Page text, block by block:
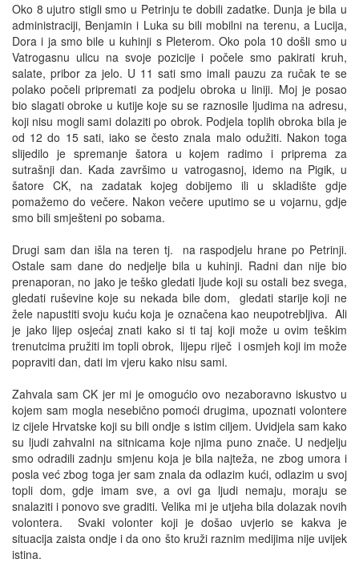
Oko 8 ujutro stigli smo u Petrinju te dobili zadatke. Dunja je bila u
administraciji, Benjamin i Luka su bili mobilni na terenu, a Lucija,
Dora i ja smo bile u kuhinji s Pleterom. Oko pola 10 došli smo u
Vatrogasnu ulicu na svoje pozicije i počele smo pakirati kruh,
salate, pribor za jelo. U 11 sati smo imali pauzu za ručak te se
polako počeli pripremati za podjelu obroka u liniji. Moj je posao
bio slagati obroke u kutije koje su se raznosile ljudima na adresu,
koji nisu mogli sami dolaziti po obrok. Podjela toplih obroka bila je
od 12 do 15 sati, iako se često znala malo odužiti. Nakon toga
slijedilo je spremanje šatora u kojem radimo i priprema za
sutrašnji dan. Kada završimo u vatrogasnoj, idemo na Pigik, u
šatore CK, na zadatak kojeg dobijemo ili u skladište gdje
pomažemo do večere. Nakon večere uputimo se u vojarnu, gdje
smo bili smješteni po sobama.
Drugi sam dan išla na teren tj. na raspodjelu hrane po Petrinji.
Ostale sam dane do nedjelje bila u kuhinji. Radni dan nije bio
prenaporan, no jako je teško gledati ljude koji su ostali bez svega,
gledati ruševine koje su nekada bile dom, gledati starije koji ne
žele napustiti svoju kuću koja je označena kao neupotrebljiva. Ali
je jako lijep osjećaj znati kako si ti taj koji može u ovim teškim
trenutcima pružiti im topli obrok, lijepu riječ i osmjeh koji im može
popraviti dan, dati im vjeru kako nisu sami.
Zahvala sam CK jer mi je omogućio ovo nezaboravno iskustvo u
kojem sam mogla nesebično pomoći drugima, upoznati volontere
iz cijele Hrvatske koji su bili ondje s istim ciljem. Uvidjela sam kako
su ljudi zahvalni na sitnicama koje njima puno znače. U nedjelju
smo odradili zadnju smjenu koja je bila najteža, ne zbog umora i
posla već zbog toga jer sam znala da odlazim kući, odlazim u svoj
topli dom, gdje imam sve, a ovi ga ljudi nemaju, moraju se
snalaziti i ponovo sve graditi. Velika mi je utjeha bila dolazak novih
volontera. Svaki volonter koji je došao uvjerio se kakva je
situacija zaista ondje i da ono što kruži raznim medijima nije uvijek
istina.